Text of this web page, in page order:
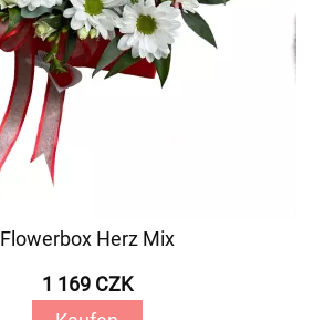
Flowerbox Herz Mix
1 169 CZK